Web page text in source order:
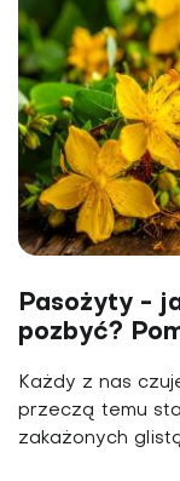
Pasożyty -
pozbyć?
Każdy z nas
przeczą temu
zakażonych